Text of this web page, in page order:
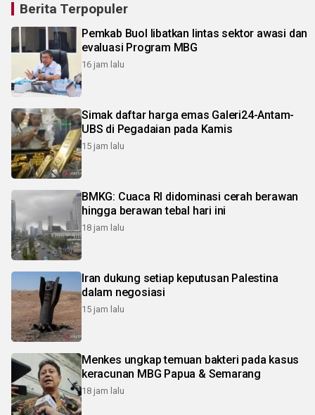
Berita Terpopuler
Pemkab Buol libatkan lintas sektor awasi dan
evaluasi Program MBG
16 jam lalu
Simak daftar harga emas Galeri24-Antam-
UBS di Pegadaian pada Kamis
15 jam lalu
BMKG: Cuaca RI didominasi cerah berawan
hingga berawan tebal hari ini
18 jam lalu
Iran dukung setiap keputusan Palestina
dalam negosiasi
15 jam lalu
Menkes ungkap temuan bakteri pada kasus
keracunan MBG Papua & Semarang
18 jam lalu